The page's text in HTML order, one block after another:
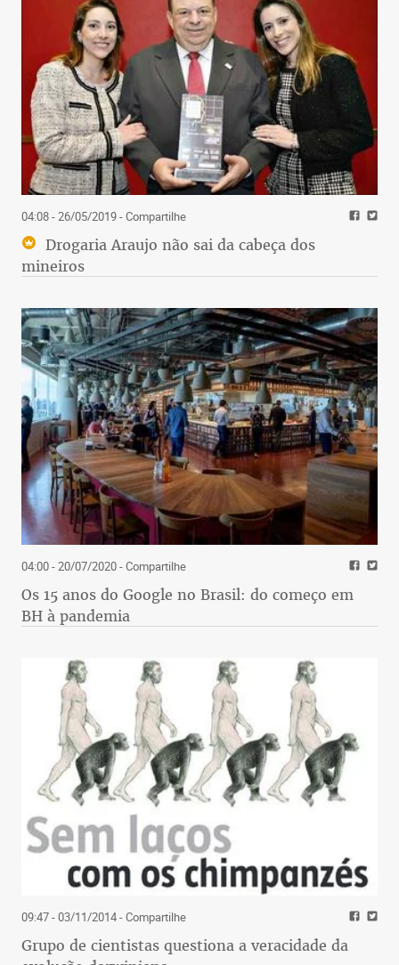
04:08 - 26/05/2019- Compartilhe
Drogaria Araujo não sai da cabeça dos
mineiros
04:00 - 20/07/2020- Compartilhe
Os 15 anos do Google no Brasil: do começo em
BH à pandemia
09:47 - 03/11/2014- Compartilhe
Grupo de cientistas questiona a veracidade da